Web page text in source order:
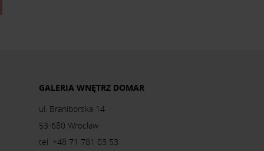
GALERIA WNĘTRZ DOMAR
ul. Braniborska 14
53-680 Wrocław
tel. +48 71 781 03 53